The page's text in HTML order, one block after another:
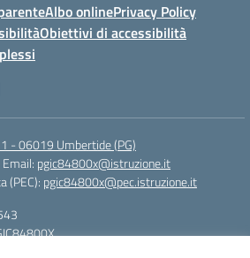
Albo onlinePrivacy Policy
Obiettivi di accessibilità
1 - 06019 Umbertide (PG)
Email: pgic84800x@istruzione.it
(PEC): pgic84800x@pec.istruzione.it